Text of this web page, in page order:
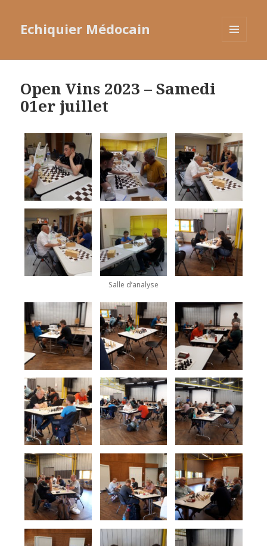
Echiquier Médocain
Open Vins 2023 – Samedi
01er juillet
Salle d’analyse